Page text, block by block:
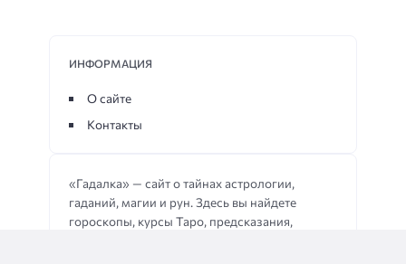
«Гадалка» — сайт о тайнах астрологии,
гаданий, магии и рун. Здесь вы найдете
гороскопы, курсы Таро, предсказания,
ИНФОРМАЦИЯ
О сайте
Контакты